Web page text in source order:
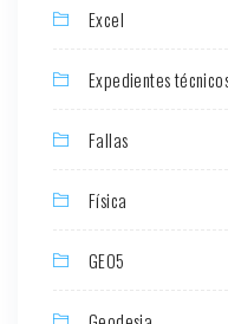
Excel
Expedientes
Fallas
Física
GEO5